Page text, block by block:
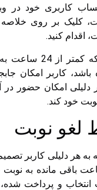
کاربری خود در
کلیک بر روی
اقدام کنید.
۲.۲. در صورتی که
باشد، کاربر امکان
دلیلی امکان حضور در
خود کند.
به هر دلیلی کاربر
تا 6 ساعت باقی مانده به
و پرداخت شده،